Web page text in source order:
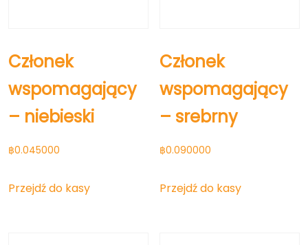
Członek
wspomagający
– niebieski
฿0.045000
Przejdź do kasy
Członek
wspomagający
– srebrny
฿0.090000
Przejdź do kasy